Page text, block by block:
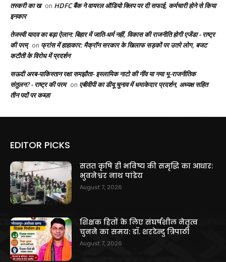
तस्करी का ख on HDFC बैंक ने वायरल ऑडियो क्लिप पर दी सफाई, कर्मचारी होने से किया
इनकार
तेजस्वी यादव का बड़ा ऐलान: बिहार में जाति-धर्म नहीं, विकास की राजनीति होगी एजेंडा - राष्ट्र
की परम् on फ्रांस में हाहाकार: मैक्रॉन सरकार के खिलाफ सड़कों पर उतरे लोग, बजट
कटौती के विरोध में प्रदर्शन
सऊदी अरब-पाकिस्तान रक्षा समझौता- इस्लामिक नाटो की नींव या नया भू-राजनीतिक
संतुलन? - राष्ट्र की परम on एबीवीपी का डीयू चुनाव में धमाकेदार प्रदर्शन, अध्यक्ष सहित
तीन पदों पर कब्ज़ा
EDITOR PICKS
सतत कृषि ही भविष्य की समृद्धि का आधार:
भुवनेश्वर नाथ पांडेय
August 7, 2026
शिक्षक हितों के लिए संघर्षशील नेतृत्व
चुनने का समय: डॉ. शरदेन्दु त्रिपाठी
August 7, 2026